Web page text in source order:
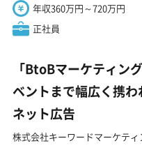
年収360万円～720万円
正社員
「BtoBマーケティン
ベントまで幅広く携
ネット広告
株式会社キーワードマーケティ